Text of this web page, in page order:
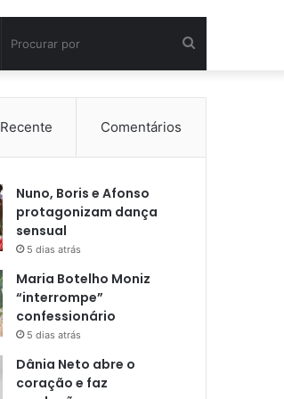
por
Recente Comentários
Nuno, Boris e Afonso
protagonizam dança
sensual
5 dias atrás
Maria Botelho Moniz
“interrompe”
confessionário
5 dias atrás
Dânia Neto abre o
coração e faz